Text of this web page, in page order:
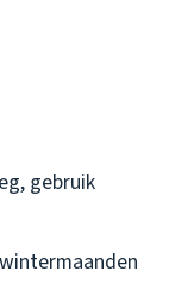
gebruik